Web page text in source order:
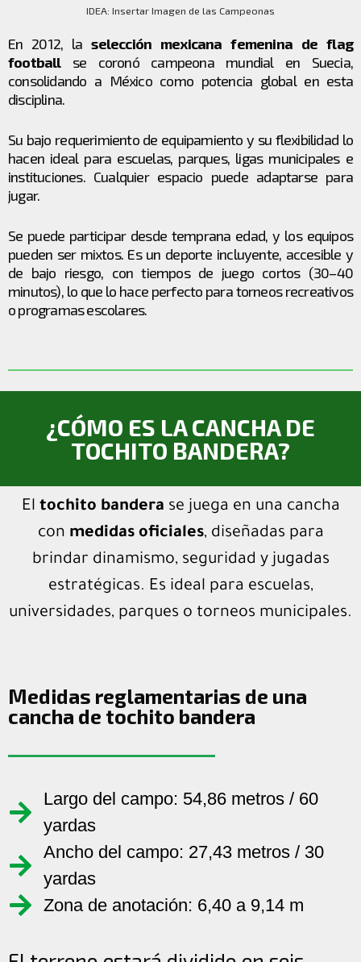
IDEA: Insertar Imagen de las Campeonas
En 2012, laselección mexicana femenina de flag
footballse coronó campeona mundial en Suecia,
consolidando a México como potencia global en esta
disciplina.
Su bajo requerimiento de equipamiento y su flexibilidad lo
hacen ideal para escuelas, parques, ligas municipales e
instituciones. Cualquier espacio puede adaptarse para
jugar.
Se puede participar desde temprana edad, y los equipos
pueden ser mixtos. Es un deporte incluyente, accesible y
de bajo riesgo, con tiempos de juego cortos (30–40
minutos), lo que lo hace perfecto para torneos recreativos
o programas escolares.
¿CÓMO ES LA CANCHA DE
TOCHITO BANDERA?
El tochito bandera se juega en una cancha
con medidas oficiales, diseñadas para
brindar dinamismo, seguridad y jugadas
estratégicas. Es ideal para escuelas,
universidades, parques o torneos municipales.
Medidas reglamentarias de una
cancha de tochito bandera
Largo del campo: 54,86 metros / 60
yardas
Ancho del campo: 27,43 metros / 30
yardas
Zona de anotación: 6,40 a 9,14 m